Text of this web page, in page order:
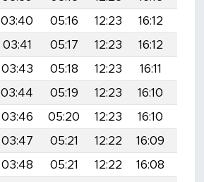
03:40 05:16 12:23 16:12
03:41 05:17 12:23 16:12
03:43 05:18 12:23 16:11
03:44 05:19 12:23 16:10
03:46 05:20 12:23 16:10
03:47 05:21 12:22 16:09
03:48 05:21 12:22 16:08